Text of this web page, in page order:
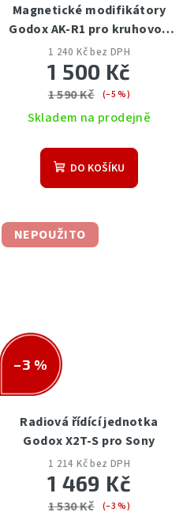
Magnetické modifikátory
Godox AK-R1 pro kruhovou
hlavu H200R a blesky V1
1 240 Kč bez DPH
1 500 Kč
1 590 Kč (–5 %)
Skladem na prodejně
DO KOŠÍKU
NEPOUŽITO
–3 %
Radiová řídící jednotka
Godox X2T-S pro Sony
1 214 Kč bez DPH
1 469 Kč
1 530 Kč (–3 %)